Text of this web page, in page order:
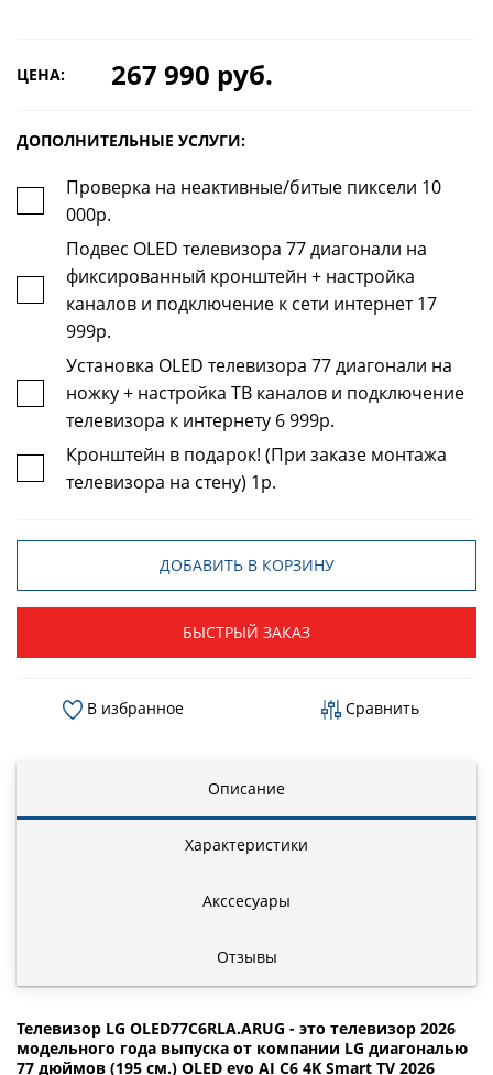
ЦЕНА: 267 990 руб.
ДОПОЛНИТЕЛЬНЫЕ УСЛУГИ:
Проверка на неактивные/битые пиксели 10
000р.
Подвес OLED телевизора 77 диагонали на
фиксированный кронштейн + настройка
каналов и подключение к сети интернет 17
999р.
Установка OLED телевизора 77 диагонали на
ножку + настройка ТВ каналов и подключение
телевизора к интернету 6 999р.
Кронштейн в подарок! (При заказе монтажа
телевизора на стену) 1р.
ДОБАВИТЬ В КОРЗИНУ
БЫСТРЫЙ ЗАКАЗ
В избранное Сравнить
Описание
Характеристики
Акссесуары
Отзывы
Телевизор LG OLED77C6RLA.ARUG - это телевизор 2026
модельного года выпуска от компании LG диагональю
77 дюймов (195 см.) OLED evo AI C6 4K Smart TV 2026